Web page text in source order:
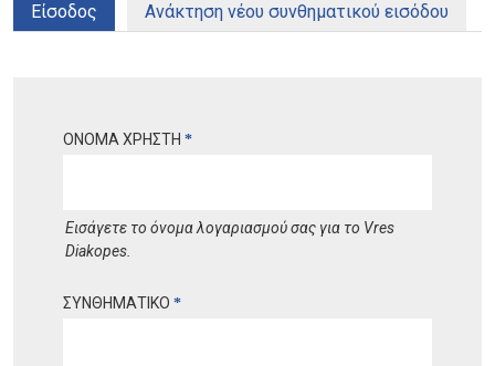
Είσοδος (ενεργή καρτέλα)
Ανάκτηση νέου συνθηματικού εισόδου
ΟΝΟΜΑ ΧΡΗΣΤΗ *
Εισάγετε το όνομα λογαριασμού σας για το Vres
Diakopes.
ΣΥΝΘΗΜΑΤΙΚΟ *